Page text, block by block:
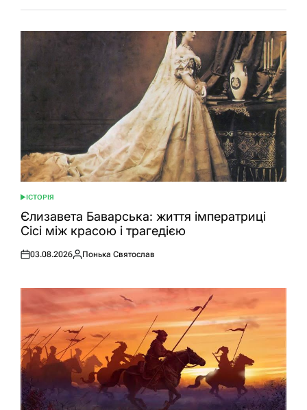
ОПУБЛІКУВАТИ
У
ІСТОРІЯ
Єлизавета Баварська: життя імператриці
Сісі між красою і трагедією
Оприлюднено
03.08.2026
Опубліковано
Понька Святослав